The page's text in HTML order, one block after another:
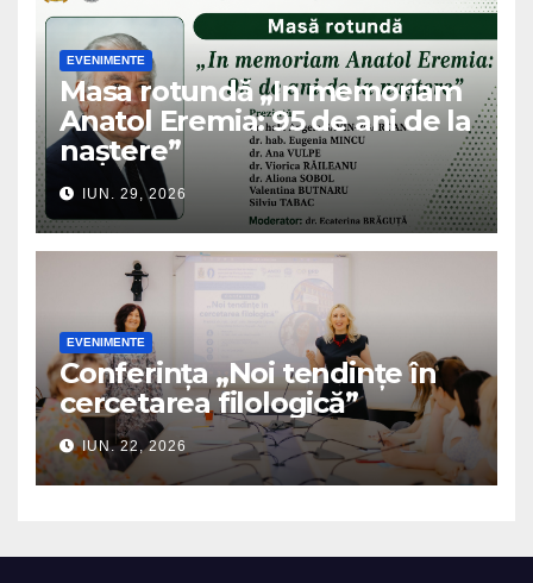
EVENIMENTE
Masa rotundă „In memoriam
Anatol Eremia: 95 de ani de la
naștere”
IUN. 29, 2026
EVENIMENTE
Conferința „Noi tendințe în
cercetarea filologică”
IUN. 22, 2026